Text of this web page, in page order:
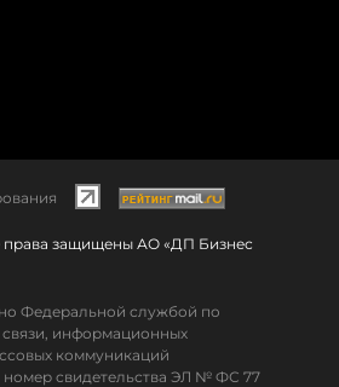
права защищены АО «ДП Бизнес
Федеральной службой по
связи, информационных
коммуникаций
номер свидетельства ЭЛ № ФС 77